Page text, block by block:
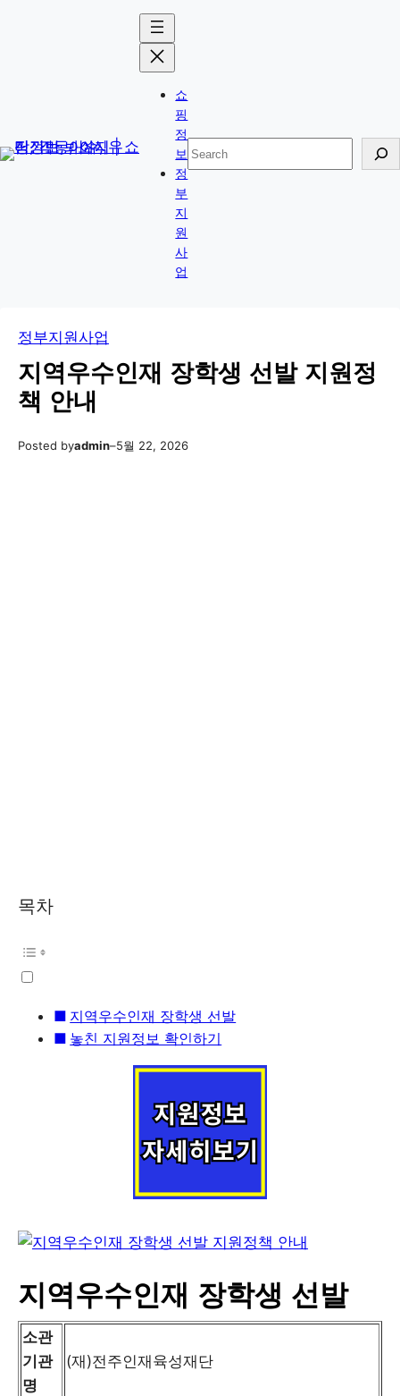
가
쇼
핑
정
보
정
부
지
원
사
업
검
색
정부지원사업
지역우수인재 장학생 선발 지원정
책 안내
Posted byadmin–5월 22, 2026
목차
지역우수인재 장학생 선발
놓친 지원정보 확인하기
지역우수인재 장학생 선발
소관
기관
명
(재)전주인재육성재단